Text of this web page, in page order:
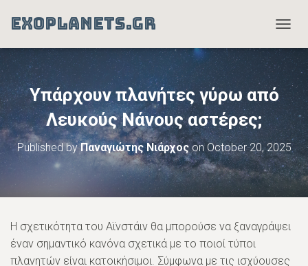
EXOPLANETS.GR
O
G
L
E
A
V
I
G
A
N
Υπάρχουν πλανήτες γύρω από
Λευκούς Νάνους αστέρες;
Published byΠαναγιώτης Νιάρχοςon October 20, 2025
Η σχετικότητα του Αϊνστάιν θα μπορούσε να ξαναγράψει
έναν σημαντικό κανόνα σχετικά με το ποιοί τύποι
πλανητών είναι κατοικήσιμοι. Σύμφωνα με τις ισχύουσες